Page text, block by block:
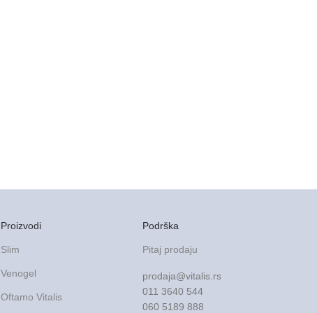
Proizvodi
Slim
Venogel
Oftamo Vitalis
Podrška
Pitaj prodaju
prodaja@vitalis.rs
011 3640 544
060 5189 888